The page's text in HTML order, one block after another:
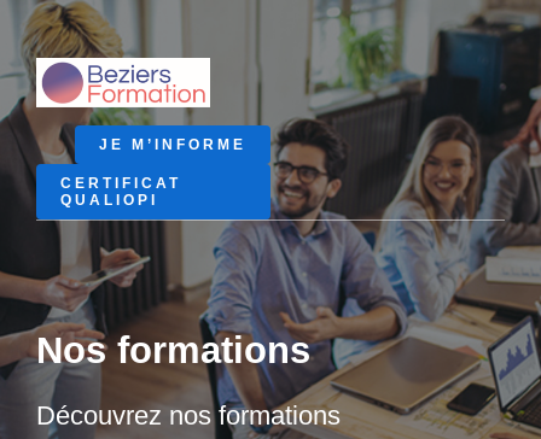
Passer
contenu
JE M’INFORME
CERTIFICAT
QUALIOPI
Nos formations
Découvrez nos formations